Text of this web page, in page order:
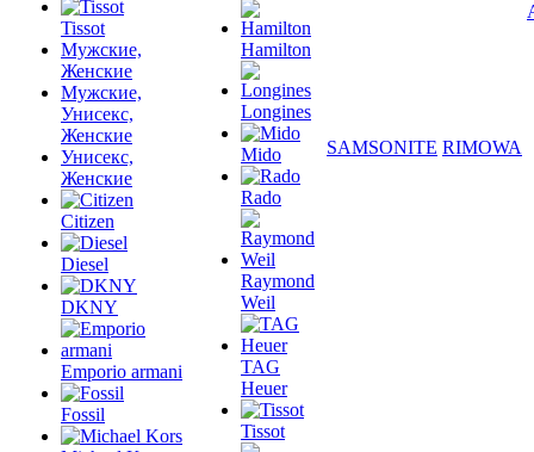
Tissot
Мужские,
Женские
Мужские,
Унисекс,
Женские
Унисекс,
Женские
Citizen
Diesel
DKNY
Emporio armani
Fossil
Hamilton
Longines
Mido
Rado
Raymond
Weil
TAG
Heuer
Tissot
SAMSONITE RIMOWA